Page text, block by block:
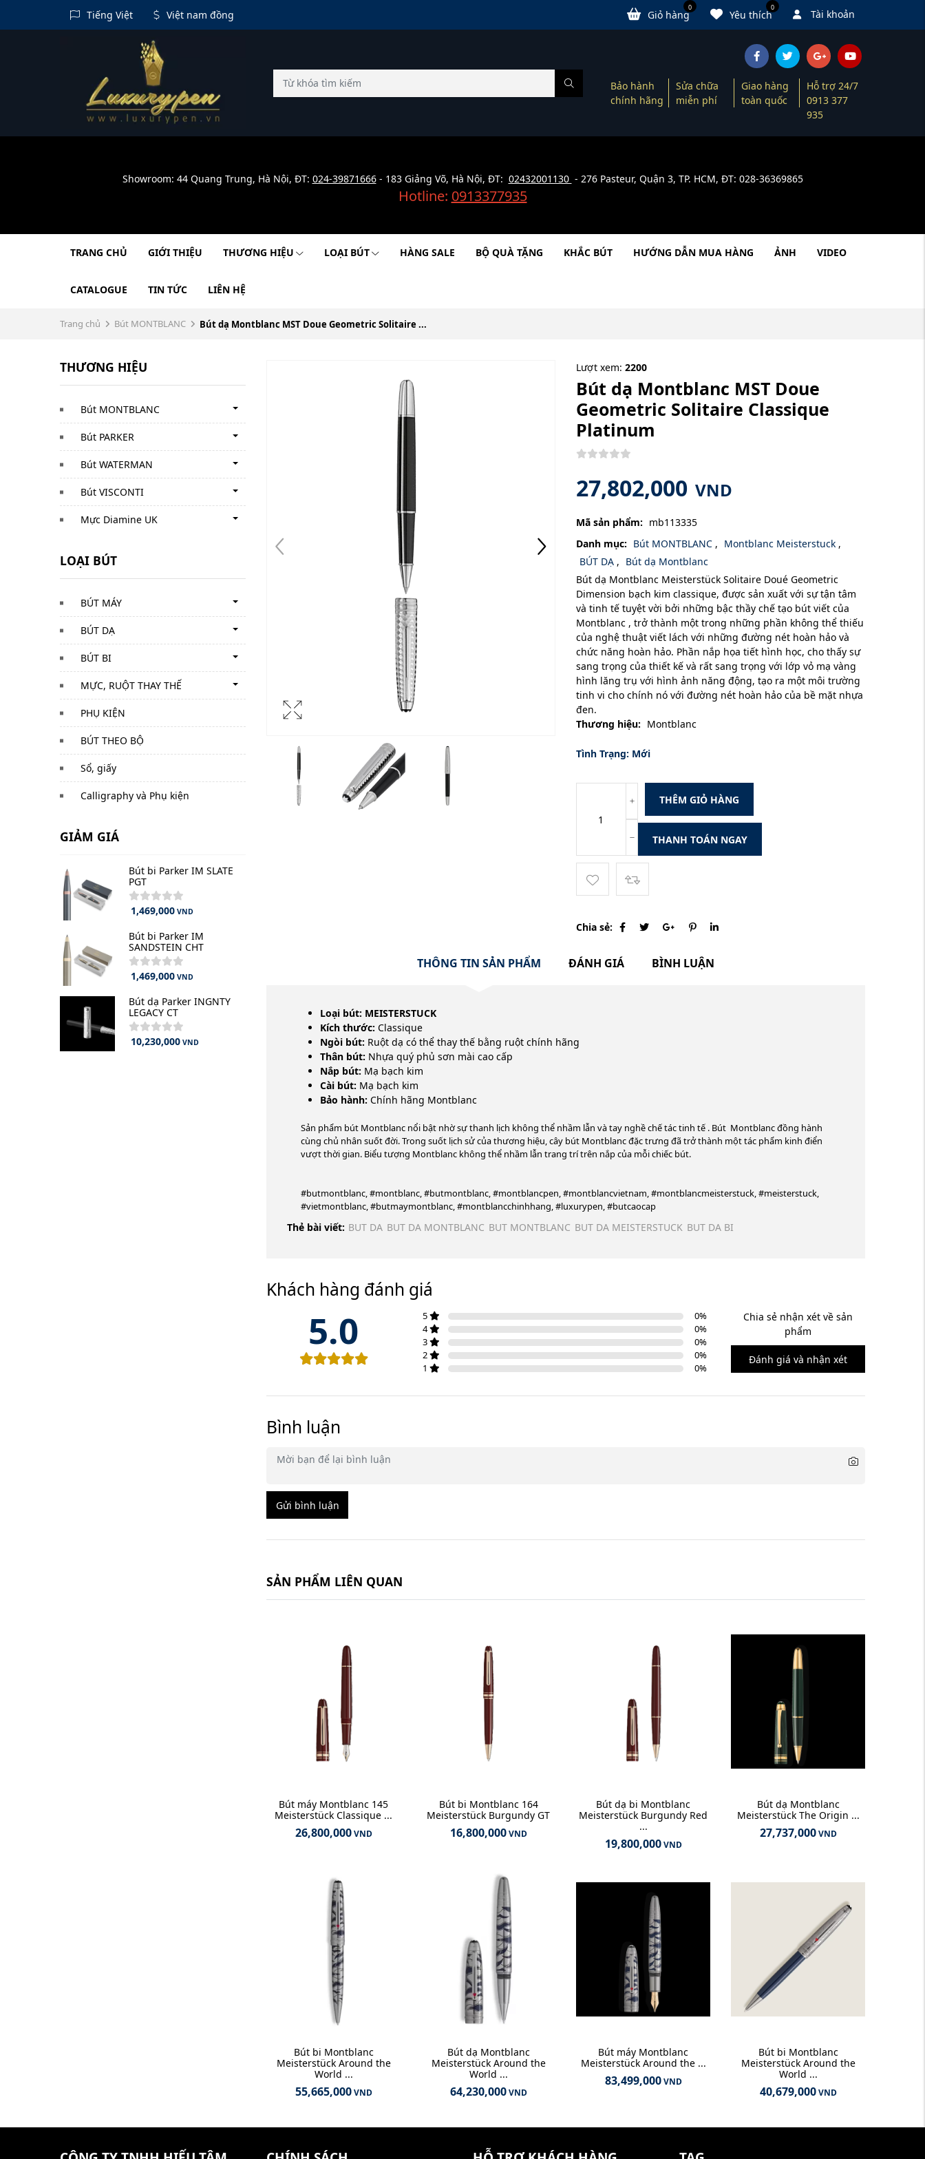
Tiếng Việt Việt nam đồng Tài khoản
0
Yêu thích
0
Giỏ hàng
Bảo hành
chính hãng
Sửa chữa
miễn phí
Giao hàng
toàn quốc
Hỗ trợ 24/7
0913 377
935
Showroom: 44 Quang Trung, Hà Nội, ĐT: 024-39871666- 183 Giảng Võ, Hà Nội, ĐT: 02432001130 - 276 Pasteur, Quận 3, TP. HCM, ĐT: 028-36369865
Hotline: 0913377935
TRANG CHỦ GIỚI THIỆU THƯƠNG HIỆU LOẠI BÚT HÀNG SALE BỘ QUÀ TẶNG KHẮC BÚT HƯỚNG DẪN MUA HÀNG ẢNH VIDEO
CATALOGUE TIN TỨC LIÊN HỆ
Trang chủ Bút MONTBLANC Bút dạ Montblanc MST Doue Geometric Solitaire ...
THƯƠNG HIỆU
Bút MONTBLANC
Bút PARKER
Bút WATERMAN
Bút VISCONTI
Mực Diamine UK
LOẠI BÚT
BÚT MÁY
BÚT DẠ
BÚT BI
MỰC, RUỘT THAY THẾ
PHỤ KIỆN
BÚT THEO BỘ
Sổ, giấy
Calligraphy và Phụ kiện
GIẢM GIÁ
Bút bi Parker IM SLATE
PGT
1,469,000 VND
Bút bi Parker IM
SANDSTEIN CHT
1,469,000 VND
Bút dạ Parker INGNTY
LEGACY CT
10,230,000 VND
Lượt xem: 2200
Bút dạ Montblanc MST Doue
Geometric Solitaire Classique
Platinum
27,802,000 VND
Mã sản phẩm: mb113335
Danh mục: Bút MONTBLANC , Montblanc Meisterstuck ,
BÚT DẠ , Bút dạ Montblanc
Bút dạ Montblanc Meisterstück Solitaire Doué Geometric
Dimension bạch kim classique, được sản xuất với sự tận tâm
và tinh tế tuyệt vời bởi những bậc thầy chế tạo bút viết của
Montblanc , trở thành một trong những phần không thể thiếu
của nghệ thuật viết lách với những đường nét hoàn hảo và
chức năng hoàn hảo. Phần nắp họa tiết hình học, cho thấy sự
sang trọng của thiết kế và rất sang trọng với lớp vỏ mạ vàng
hình lăng trụ với hình ảnh năng động, tạo ra một môi trường
tinh vi cho chính nó với đường nét hoàn hảo của bề mặt nhựa
đen.
Thương hiệu: Montblanc
Tình Trạng: Mới
THÊM GIỎ HÀNG
THANH TOÁN NGAY
Chia sẻ:
THÔNG TIN SẢN PHẨM ĐÁNH GIÁ BÌNH LUẬN
Loại bút: MEISTERSTUCK
Kích thước: Classique
Ngòi bút: Ruột dạ có thể thay thế bằng ruột chính hãng
Thân bút: Nhựa quý phủ sơn mài cao cấp
Nắp bút: Mạ bạch kim
Cài bút: Mạ bạch kim
Bảo hành: Chính hãng Montblanc
Sản phẩm bút Montblanc nổi bật nhờ sự thanh lịch không thể nhầm lẫn và tay nghề chế tác tinh tế . Bút Montblanc đồng hành
cùng chủ nhân suốt đời. Trong suốt lịch sử của thương hiệu, cây bút Montblanc đặc trưng đã trở thành một tác phẩm kinh điển
vượt thời gian. Biểu tượng Montblanc không thể nhầm lẫn trang trí trên nắp của mỗi chiếc bút.
#butmontblanc, #montblanc, #butmontblanc, #montblancpen, #montblancvietnam, #montblancmeisterstuck, #meisterstuck,
#vietmontblanc, #butmaymontblanc, #montblancchinhhang, #luxurypen, #butcaocap
Thẻ bài viết: BUT DA BUT DA MONTBLANC BUT MONTBLANC BUT DA MEISTERSTUCK BUT DA BI
Khách hàng đánh giá
5.0 5 0%
4
0%
3
0%
2
0%
1
0%
Chia sẻ nhận xét về sản
phẩm
Đánh giá và nhận xét
Bình luận
Gửi bình luận
SẢN PHẨM LIÊN QUAN
Bút máy Montblanc 145
Meisterstück Classique ...
26,800,000 VND
Bút bi Montblanc 164
Meisterstück Burgundy GT
16,800,000 VND
Bút dạ bi Montblanc
Meisterstück Burgundy Red
...
19,800,000 VND
Bút dạ Montblanc
Meisterstück The Origin ...
27,737,000 VND
Bút bi Montblanc
Meisterstück Around the
World ...
55,665,000 VND
Bút dạ Montblanc
Meisterstück Around the
World ...
64,230,000 VND
Bút máy Montblanc
Meisterstück Around the ...
83,499,000 VND
Bút bi Montblanc
Meisterstück Around the
World ...
40,679,000 VND